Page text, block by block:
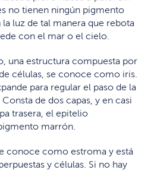
no tienen ningún pigmento
la luz de tal manera que rebota
con el mar o el cielo.
una estructura compuesta por
células, se conoce como iris.
para regular el paso de la
de dos capas, y en casi
trasera, el epitelio
marrón.
conoce como estroma y está
y células. Si no hay